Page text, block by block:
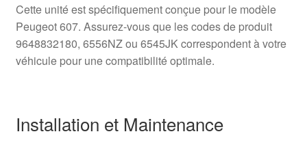
Cette unité est spécifiquement conçue pour le modèle
Peugeot 607. Assurez-vous que les codes de produit
9648832180, 6556NZ ou 6545JK correspondent à votre
véhicule pour une compatibilité optimale.
Installation et Maintenance